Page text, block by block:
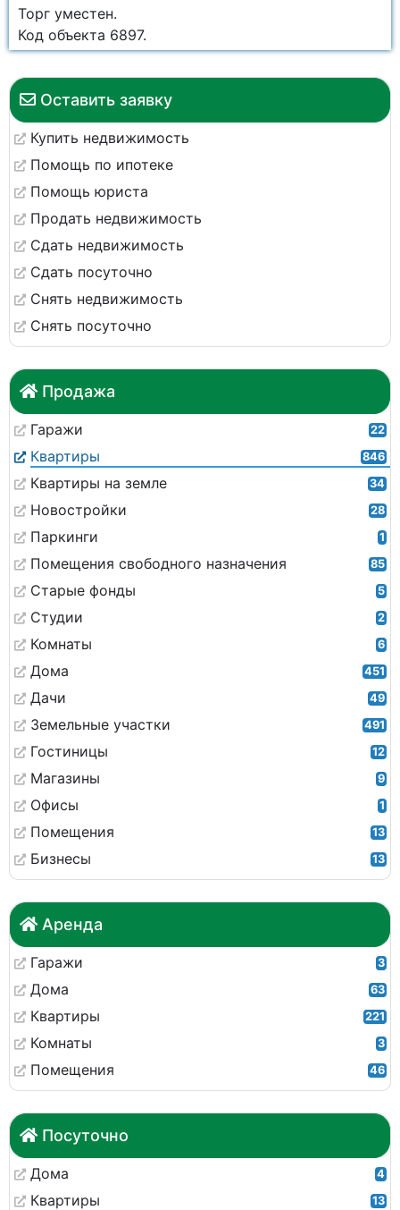
Оставить заявку
Купить недвижимость
Помощь по ипотеке
Помощь юриста
Продать недвижимость
Сдать недвижимость
Сдать посуточно
Снять недвижимость
Снять посуточно
Продажа
Гаражи 22
Квартиры 846
Квартиры на земле 34
Новостройки 28
Паркинги 1
Помещения свободного назначения 85
Старые фонды 5
Студии 2
Комнаты 6
Дома 451
Дачи 49
Земельные участки 491
Гостиницы 12
Магазины 9
Офисы 1
Помещения 13
Бизнесы 13
Аренда
Гаражи 3
Дома 63
Квартиры 221
Комнаты 3
Помещения 46
Посуточно
Дома 4
Квартиры 13
Торг уместен.
Код объекта 6897.